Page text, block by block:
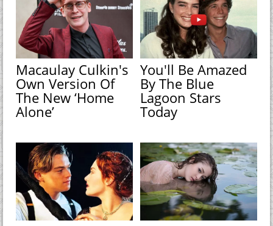
Macaulay Culkin's
Own Version Of
The New ‘Home
Alone’
You'll Be Amazed
By The Blue
Lagoon Stars
Today